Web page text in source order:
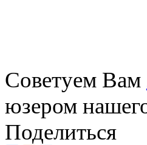
Советуем Вам
юзером
Поделиться